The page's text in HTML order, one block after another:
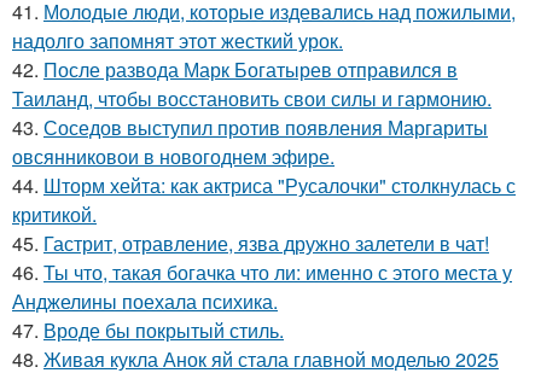
41. Молодые люди, которые издевались над пожилыми,
надолго запомнят этот жесткий урок.
42. После развода Марк Богатырев отправился в
Таиланд, чтобы восстановить свои силы и гармонию.
43. Соседов выступил против появления Маргариты
овсянниковои в новогоднем эфире.
44. Шторм хейта: как актриса "Русалочки" столкнулась с
критикой.
45. Гастрит, отравление, язва дружно залетели в чат!
46. Ты что, такая богачка что ли: именно с этого места у
Анджелины поехала психика.
47. Вроде бы покрытый стиль.
48. Живая кукла Анок яй стала главной моделью 2025